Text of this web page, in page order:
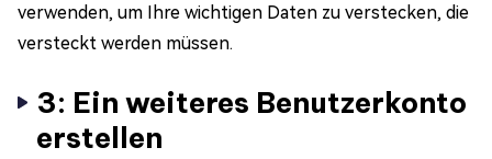
verwenden, um Ihre wichtigen Daten zu verstecken, die
versteckt werden müssen.
3: Ein weiteres Benutzerkonto
erstellen